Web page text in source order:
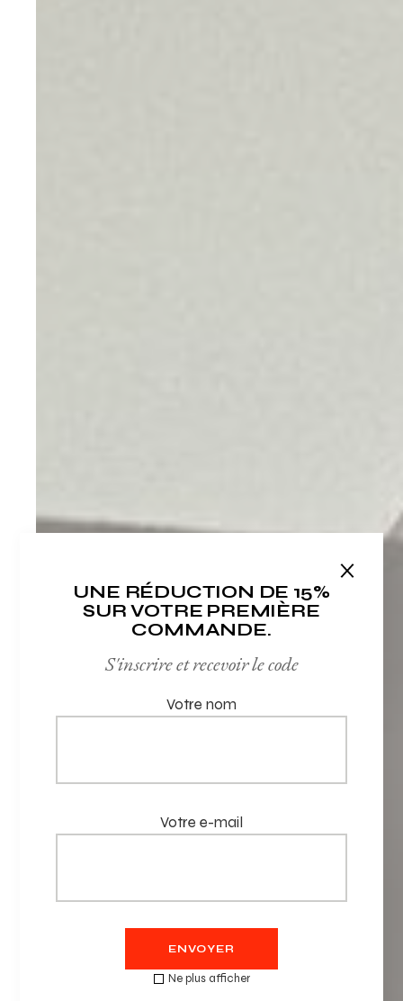
UNE RÉDUCTION DE 15%
SUR VOTRE PREMIÈRE
COMMANDE.
S'inscrire et recevoir le code
Votre nom
Votre e-mail
ENVOYER
Ne plus afficher